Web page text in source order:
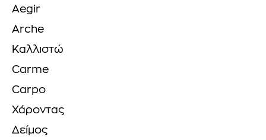
Aegir
Arche
Καλλιστώ
Carme
Carpo
Χάροντας
Δείμος